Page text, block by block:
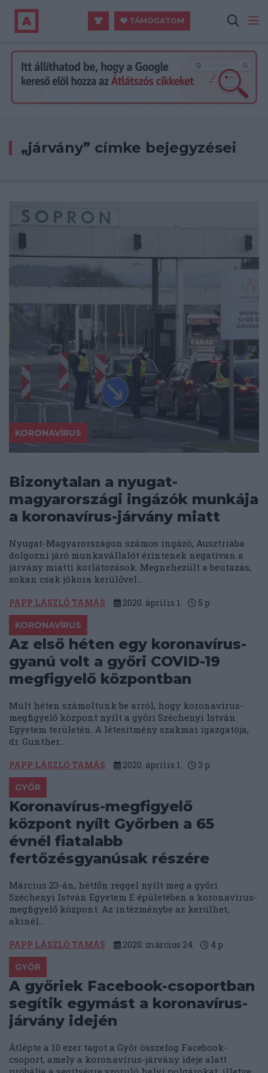
TÁMOGATOM
„járvány” címke bejegyzései
KORONAVÍRUS
Bizonytalan a nyugat-
magyarországi ingázók munkája
a koronavírus-járvány miatt
Nyugat-Magyarországon számos ingázó, Ausztriába
dolgozni járó munkavállalót érintenek negatívan a
járvány miatti korlátozások. Megnehezült a beutazás,
sokan csak jókora kerülővel...
PAPP LÁSZLÓ TAMÁS 2020. április 1. 5 p
KORONAVÍRUS
Az első héten egy koronavírus-
gyanú volt a győri COVID-19
megfigyelő központban
Múlt héten számoltunk be arról, hogy koronavírus-
megfigyelő központ nyílt a győri Széchenyi István
Egyetem területén. A létesítmény szakmai igazgatója,
dr. Gunther...
PAPP LÁSZLÓ TAMÁS 2020. április 1. 3 p
GYŐR
Koronavírus-megfigyelő
központ nyílt Győrben a 65
évnél fiatalabb
fertőzésgyanúsak részére
Március 23-án, hétfőn reggel nyílt meg a győri
Széchenyi István Egyetem E épületében a koronavírus-
megfigyelő központ. Az intézménybe az kerülhet,
akinél...
PAPP LÁSZLÓ TAMÁS 2020. március 24. 4 p
GYŐR
A győriek Facebook-csoportban
segítik egymást a koronavírus-
járvány idején
Átlépte a 10 ezer tagot a Győr összefog Facebook-
csoport, amely a koronavírus-járvány ideje alatt